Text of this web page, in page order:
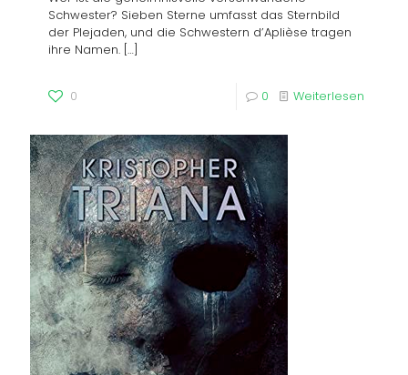
Schwester? Sieben Sterne umfasst das Sternbild
der Plejaden, und die Schwestern d’Aplièse tragen
ihre Namen. […]
0 0 Weiterlesen